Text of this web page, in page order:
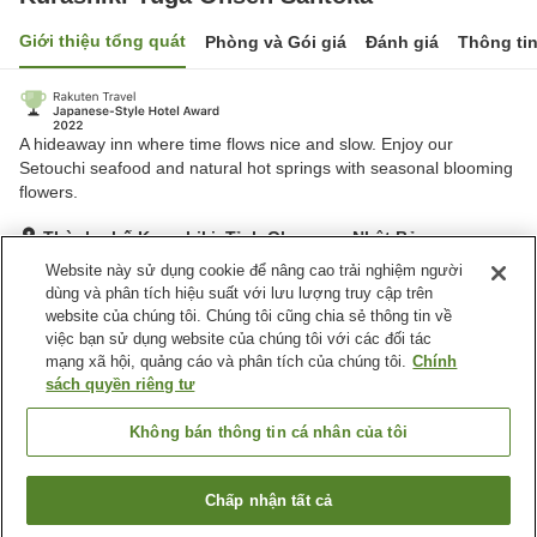
Giới thiệu tổng quát Phòng và Gói giá Đánh giá Thông
A hideaway inn where time flows nice and slow. Enjoy our
Setouchi seafood and natural hot springs with seasonal blooming
flowers.
Thành phố Kurashiki, Tỉnh Okayama, Nhật Bản
Hiển thị trên bản đồ
Tuyệt vời Đánh giá:252 lượt
Tiện nghi chỗ nghỉ
Bãi đỗ xe
Spa / Salon
Phòng ăn riêng
Tỉnh Okayama
Tìm phòng trống
Website này sử dụng cookie để nâng cao trải nghiệm người
dùng và phân tích hiệu suất với lưu lượng truy cập trên
website của chúng tôi. Chúng tôi cũng chia sẻ thông tin về
việc bạn sử dụng website của chúng tôi với các đối tác
mạng xã hội, quảng cáo và phân tích của chúng tôi. Chính
sách quyền riêng tư
Không bán thông tin cá nhân của tôi
Chấp nhận tất cả